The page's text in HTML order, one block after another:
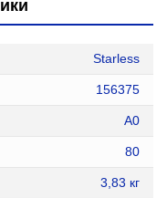
Starless
156375
A0
80
3,83 кг